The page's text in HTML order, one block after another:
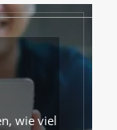
wie viel